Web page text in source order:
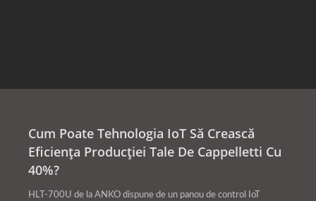
Cum Poate Tehnologia IoT Să Crească
Eficiența Producției Tale De Cappelletti Cu
40%?
HLT-700U de la ANKO dispune de un panou de control IoT